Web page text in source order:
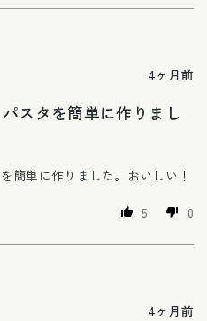
4ヶ月前
スタを簡単に作りまし
簡単に作りました。おいしい！
5 0
4ヶ月前